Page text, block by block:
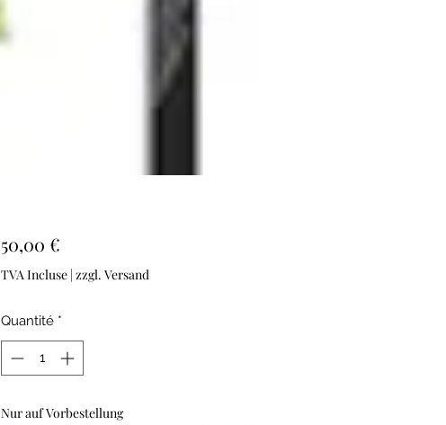
50,00 €Prix
TVA Incluse| zzgl. Versand
Quantité *
Nur auf Vorbestellung